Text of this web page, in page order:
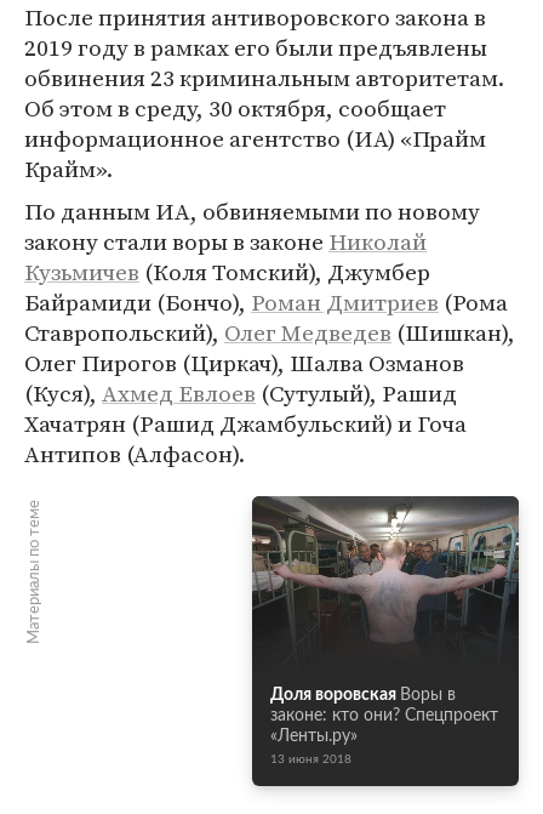
После принятия антиворовского закона в
2019 году в рамках его были предъявлены
обвинения 23 криминальным авторитетам.
Об этом в среду, 30 октября, сообщает
информационное агентство (ИА) «Прайм
Крайм».
По данным ИА, обвиняемыми по новому
закону стали воры в законе Николай
Кузьмичев (Коля Томский), Джумбер
Байрамиди (Бончо), Роман Дмитриев (Рома
Ставропольский), Олег Медведев (Шишкан),
Олег Пирогов (Циркач), Шалва Озманов
(Куся), Ахмед Евлоев (Сутулый), Рашид
Хачатрян (Рашид Джамбульский) и Гоча
Антипов (Алфасон).
Материалы по теме
Доля воровская Воры в
законе: кто они? Спецпроект
«Ленты.ру»
13 июня 2018